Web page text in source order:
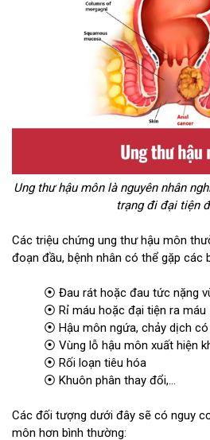
Ung thư hậu môn là nguyên nhân
trạng đi đại tiện
Các triệu chứng ung thư hậu môn
đoạn đầu, bệnh nhân có thể gặp các
⦿ Đau rát hoặc đau tức nặng
⦿ Rỉ máu hoặc đại tiện ra máu
⦿ Hậu môn ngứa, chảy dịch
⦿ Vùng lỗ hậu môn xuất hiện
⦿ Rối loạn tiêu hóa
⦿ Khuôn phân thay đổi,...
Các đối tượng dưới đây sẽ có nguy
môn hơn bình thường: